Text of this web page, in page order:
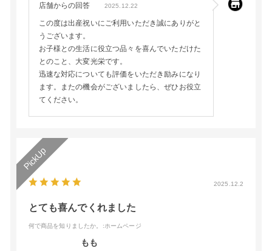
店舗からの回答 2025.12.22
この度は出産祝いにご利用いただき誠にありがと
うございます。
お子様との生活に役立つ品々を喜んでいただけた
とのこと、大変光栄です。
迅速な対応についても評価をいただき励みになり
ます。またの機会がございましたら、ぜひお役立
てください。
2025.12.2
とても喜んでくれました
何で商品を知りましたか。 :ホームページ
もも